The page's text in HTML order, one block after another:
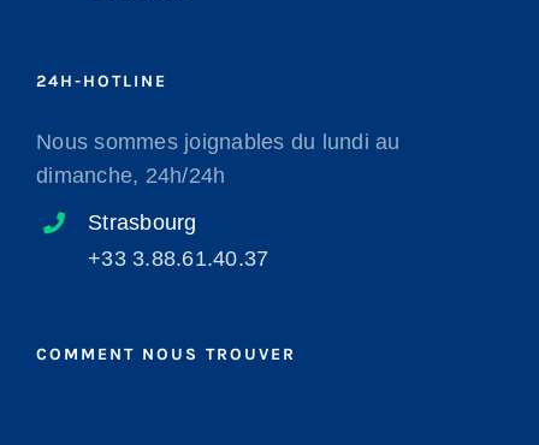
24H-HOTLINE
Nous sommes joignables du lundi au
dimanche, 24h/24h
Strasbourg
+33 3.88.61.40.37
COMMENT NOUS TROUVER